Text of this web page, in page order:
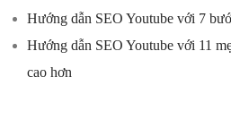
Hướng dẫn SEO Youtube với 7
Hướng dẫn SEO Youtube với 11
cao hơn